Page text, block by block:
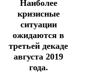
Наиболее
кризисные
ситуации
ожидаются в
третьей декаде
августа 2019
года.